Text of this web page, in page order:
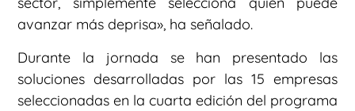
avanzar más deprisa», ha señalado.
Durante la jornada se han presentado las
soluciones desarrolladas por las 15 empresas
seleccionadas en la cuarta edición del programa